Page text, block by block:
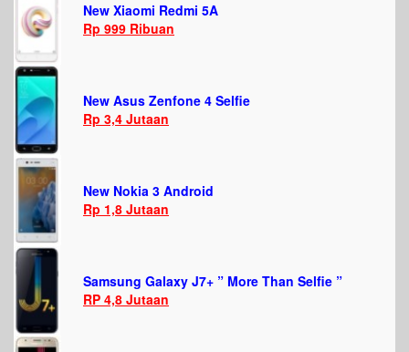
New Xiaomi Redmi 5A
Rp 999 Ribuan
New Asus Zenfone 4 Selfie
Rp 3,4 Jutaan
New Nokia 3 Android
Rp 1,8 Jutaan
Samsung Galaxy J7+ ” More Than Selfie ”
RP 4,8 Jutaan